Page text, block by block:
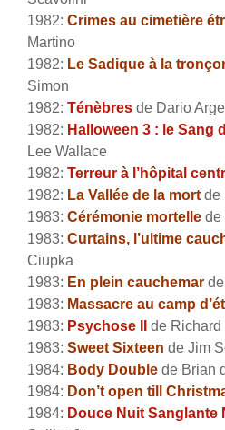
1982: Crimes au cimetière
Martino
1982: Le Sadique à la
Simon
1982: Ténèbres de Dario
1982: Halloween 3 : le Sang
Lee Wallace
1982: Terreur à l’hôpital
1982: La Vallée de la mort de
1983: Cérémonie mortelle de
1983: Curtains, l’ultime
Ciupka
1983: En plein cauchemar
1983: Massacre au camp
1983: Psychose II
de Richard
1983: Sweet Sixteen de Jim
1984: Body Double de Brian
1984: Don’t open till
1984: Douce Nuit Sanglante